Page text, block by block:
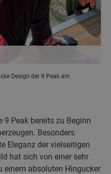
Design der 9 Peak am
Peak bereits zu Beginn
Besonders
Eleganz der vielseitigen
hat sich von einer sehr
einem absoluten Hingucker